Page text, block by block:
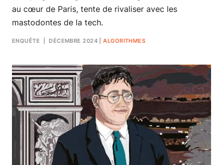
au cœur de Paris, tente de rivaliser avec les
mastodontes de la tech.
ENQUÊTE | DÉCEMBRE 2024 |ALGORITHMES